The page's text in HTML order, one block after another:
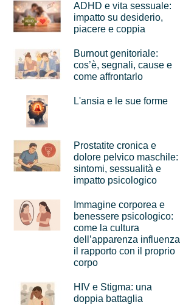
ADHD e vita sessuale:
impatto su desiderio,
piacere e coppia
Burnout genitoriale:
cos’è, segnali, cause e
come affrontarlo
L'ansia e le sue forme
Prostatite cronica e
dolore pelvico maschile:
sintomi, sessualità e
impatto psicologico
Immagine corporea e
benessere psicologico:
come la cultura
dell’apparenza influenza
il rapporto con il proprio
corpo
HIV e Stigma: una
doppia battaglia